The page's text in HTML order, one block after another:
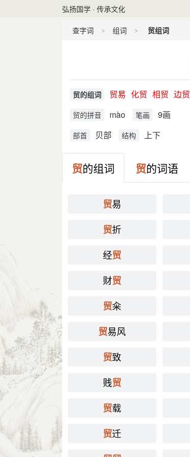
弘扬国学 · 传承文化
查字词 组词 贸组词
贸的组词 贸易 化贸 相贸 边贸
贸的拼音 mào 笔画 9画
部首 贝部 结构 上下
贸的组词 贸的词语
贸易
贸折
经贸
财贸
贸籴
贸易风
贸致
贱贸
贸载
贸迁